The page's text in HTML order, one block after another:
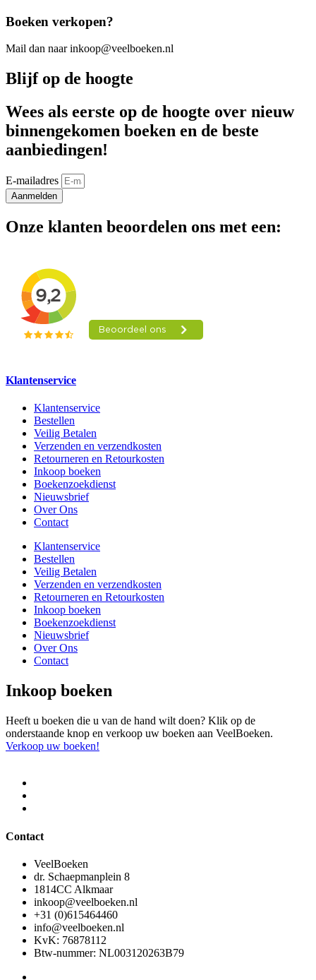
Boeken verkopen?
Mail dan naar inkoop@veelboeken.nl
Blijf op de hoogte
Wees als eerste op de hoogte over nieuw
binnengekomen boeken en de beste
aanbiedingen!
E-mailadres
Aanmelden
Onze klanten beoordelen ons met een:
Klantenservice
Klantenservice
Bestellen
Veilig Betalen
Verzenden en verzendkosten
Retourneren en Retourkosten
Inkoop boeken
Boekenzoekdienst
Nieuwsbrief
Over Ons
Contact
Klantenservice
Bestellen
Veilig Betalen
Verzenden en verzendkosten
Retourneren en Retourkosten
Inkoop boeken
Boekenzoekdienst
Nieuwsbrief
Over Ons
Contact
Inkoop boeken
Heeft u boeken die u van de hand wilt doen? Klik op de
onderstaande knop en verkoop uw boeken aan VeelBoeken.
Verkoop uw boeken!
Contact
VeelBoeken
dr. Schaepmanplein 8
1814CC Alkmaar
inkoop@veelboeken.nl
+31 (0)615464460
info@veelboeken.nl
KvK: 76878112
Btw-nummer: NL003120263B79